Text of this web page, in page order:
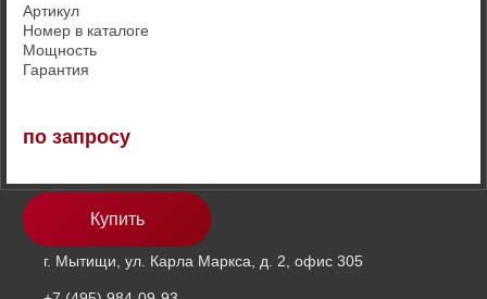
Артикул
Номер в каталоге
Мощность
Гарантия
по запросу
Купить
г. Мытищи, ул. Карла Маркса, д. 2, офис 305